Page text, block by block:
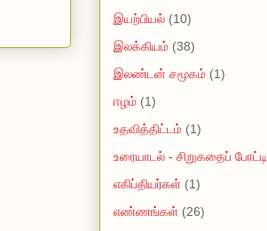
இயற்பியல் (10)
இலக்கியம் (38)
இலண்டன் சமூகம் (1)
ஈழம் (1)
உதவித்திட்டம் (1)
உரையாடல் - சிறுகதைப் போட்டி
எகிப்தியர்கள் (1)
எண்ணங்கள் (26)